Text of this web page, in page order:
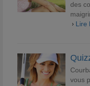
des
Lire
vous